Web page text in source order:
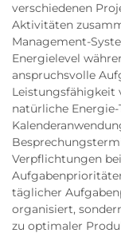
verschiedenen
Aktivitäten
Management-
Energielevel
anspruchsvolle
Leistungsfähigkeit
natürliche
Verpflichtungen
täglicher
organisiert,
zu optimaler